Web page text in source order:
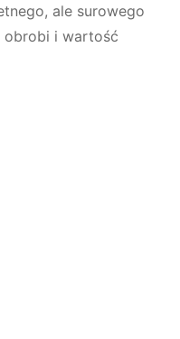
ale surowego
obrobi i wartość